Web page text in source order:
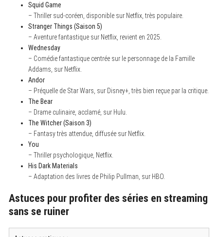
Squid Game
– Thriller sud-coréen, disponible sur Netflix, très populaire.
Stranger Things (Saison 5)
– Aventure fantastique sur Netflix, revient en 2025.
Wednesday
– Comédie fantastique centrée sur le personnage de la Famille
Addams, sur Netflix.
Andor
– Préquelle de Star Wars, sur Disney+, très bien reçue par la critique.
The Bear
– Drame culinaire, acclamé, sur Hulu.
The Witcher (Saison 3)
– Fantasy très attendue, diffusée sur Netflix.
You
– Thriller psychologique, Netflix.
His Dark Materials
– Adaptation des livres de Philip Pullman, sur HBO.
Astuces pour profiter des séries en streaming
sans se ruiner
r